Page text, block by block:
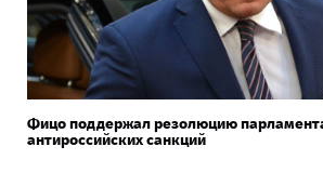
Фицо поддержал резолюцию
антироссийских санкций